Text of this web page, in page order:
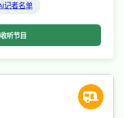
记者名单
收听节目